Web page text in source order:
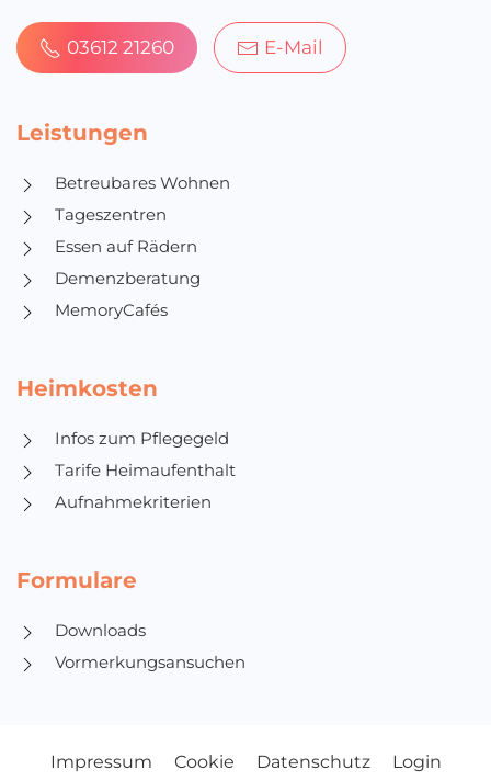
03612 21260 E-Mail
Leistungen
Betreubares Wohnen
Tageszentren
Essen auf Rädern
Demenzberatung
MemoryCafés
Heimkosten
Infos zum Pflegegeld
Tarife Heimaufenthalt
Aufnahmekriterien
Formulare
Downloads
Vormerkungsansuchen
Impressum Cookie Datenschutz Login